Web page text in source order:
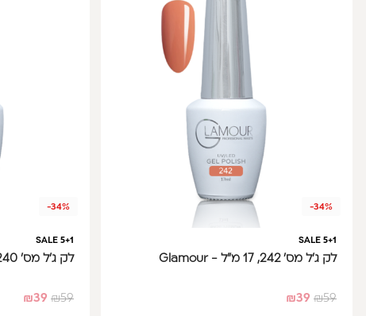
-34%
SALE 5+1
לק ג'ל מס' 242, 17 מ"ל - Glamour
₪59
₪39
-34%
SALE 5+1
לק ג'ל מס' 240, 17 מ"ל - Glamour
₪59
₪39